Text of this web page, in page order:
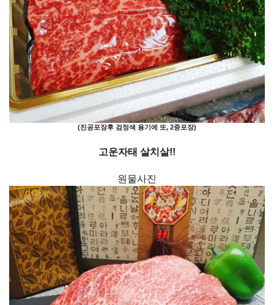
(진공포장후 검정색 용기에 또, 2중포장)
고운자태 살치살!!
원물사진